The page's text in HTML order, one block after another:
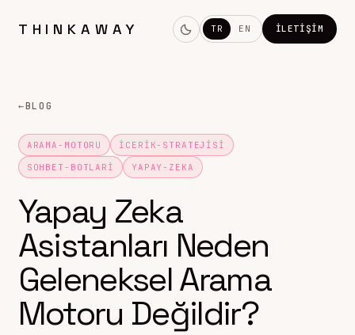
THINKAWAY TR EN İLETIŞIM
←BLOG
ARAMA-MOTORU
ICERIK-STRATEJISI
SOHBET-BOTLARI
YAPAY-ZEKA
Yapay Zeka
Asistanları Neden
Geleneksel Arama
Motoru Değildir?